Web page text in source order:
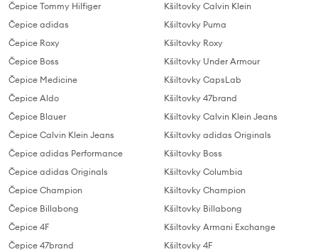
Čepice Tommy Hilfiger
Čepice adidas
Čepice Roxy
Čepice Boss
Čepice Medicine
Čepice Aldo
Čepice Blauer
Čepice Calvin Klein Jeans
Čepice adidas Performance
Čepice adidas Originals
Čepice Champion
Čepice Billabong
Čepice 4F
Čepice 47brand
Kšiltovky Calvin Klein
Kšiltovky Puma
Kšiltovky Roxy
Kšiltovky Under Armour
Kšiltovky CapsLab
Kšiltovky 47brand
Kšiltovky Calvin Klein Jeans
Kšiltovky adidas Originals
Kšiltovky Boss
Kšiltovky Columbia
Kšiltovky Champion
Kšiltovky Billabong
Kšiltovky Armani Exchange
Kšiltovky 4F